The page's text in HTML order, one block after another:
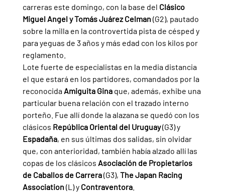
carreras este domingo, con la base del Clásico
Miguel Angel y Tomás Juárez Celman (G2), pautado
sobre la milla en la controvertida pista de césped y
para yeguas de 3 años y más edad con los kilos por
reglamento.
Lote fuerte de especialistas en la media distancia
el que estará en los partidores, comandados por la
reconocida Amiguita Gina que, además, exhibe una
particular buena relación con el trazado interno
porteño. Fue allí donde la alazana se quedó con los
clásicos República Oriental del Uruguay (G3) y
Espadaña, en sus últimas dos salidas, sin olvidar
que, con anterioridad, también había alzado allí las
copas de los clásicos Asociación de Propietarios
de Caballos de Carrera (G3), The Japan Racing
Association (L) y Contraventora.